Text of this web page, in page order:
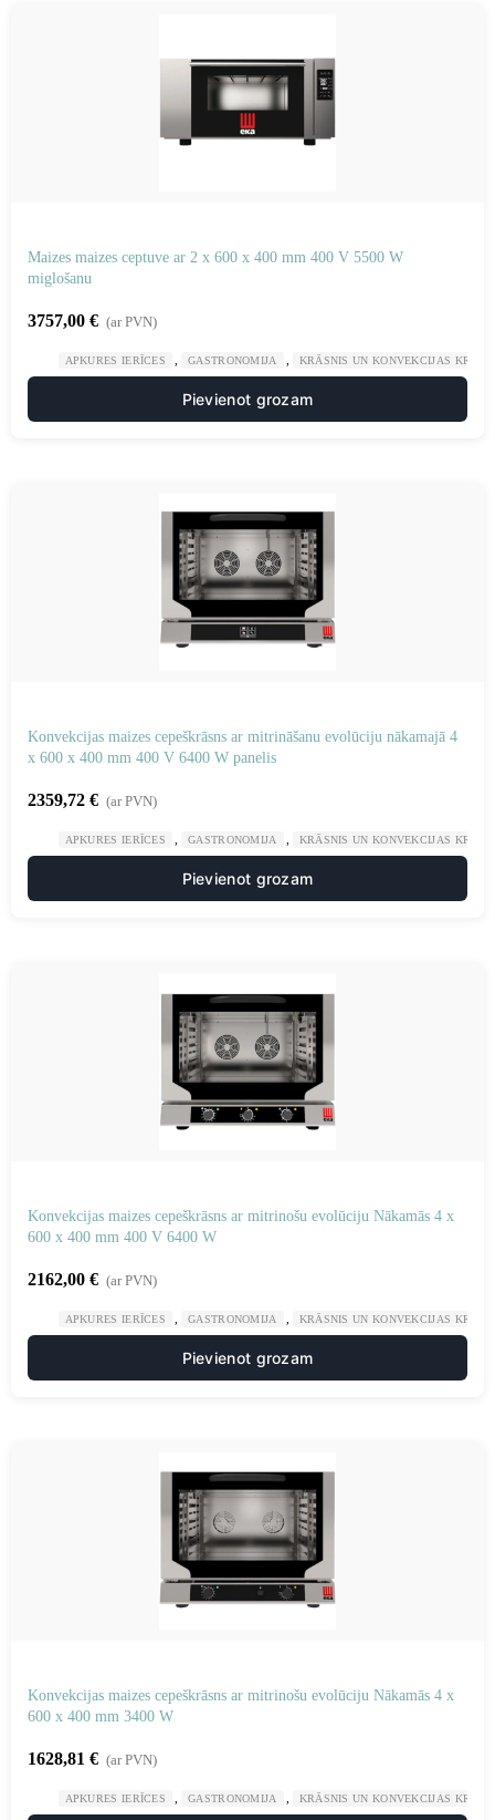
Maizes maizes ceptuve ar 2 x 600 x 400 mm 400 V 5500 W
miglošanu
3757,00 € (ar PVN)
APKURES IERĪCES GASTRONOMIJA KRĀSNIS UN KONVEKCIJAS
Pievienot grozam
Konvekcijas maizes cepeškrāsns ar mitrināšanu evolūciju nākamajā 4
x 600 x 400 mm 400 V 6400 W panelis
2359,72 € (ar PVN)
APKURES IERĪCES GASTRONOMIJA KRĀSNIS UN KONVEKCIJAS
Pievienot grozam
Konvekcijas maizes cepeškrāsns ar mitrinošu evolūciju Nākamās 4 x
600 x 400 mm 400 V 6400 W
2162,00 € (ar PVN)
APKURES IERĪCES GASTRONOMIJA KRĀSNIS UN KONVEKCIJAS
Pievienot grozam
Konvekcijas maizes cepeškrāsns ar mitrinošu evolūciju Nākamās 4 x
600 x 400 mm 3400 W
1628,81 € (ar PVN)
APKURES IERĪCES GASTRONOMIJA KRĀSNIS UN KONVEKCIJAS